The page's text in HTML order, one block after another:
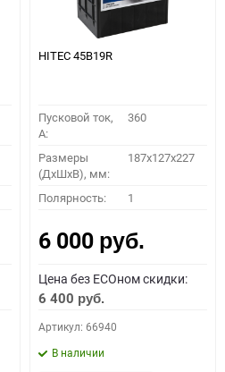
HITEC 45B19R
Пусковой ток,
A:
360
Размеры
(ДхШхВ), мм:
187x127x227
Полярность: 1
6 000 руб.
Цена без ECOном скидки:
6 400 руб.
Артикул: 66940
В наличии